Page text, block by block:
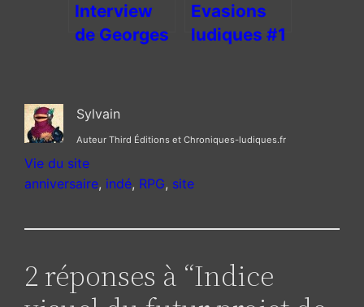
Interview
de Georges
sur son
futur projet
Evasions
ludiques #1
Sylvain
Auteur Third Éditions et Chroniques-ludiques.fr
Vie du site
anniversaire, indé, RPG, site
2 réponses à “Indice